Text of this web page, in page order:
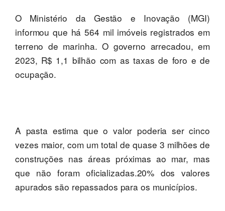
O Ministério da Gestão e Inovação (MGI)
informou que há 564 mil imóveis registrados em
terreno de marinha. O governo arrecadou, em
2023, R$ 1,1 bilhão com as taxas de foro e de
ocupação.
A pasta estima que o valor poderia ser cinco
vezes maior, com um total de quase 3 milhões de
construções nas áreas próximas ao mar, mas
que não foram oficializadas.20% dos valores
apurados são repassados para os municípios.